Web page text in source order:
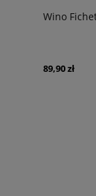
Wino
89,90 zł